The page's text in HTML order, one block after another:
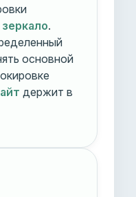
.
основной
держит в